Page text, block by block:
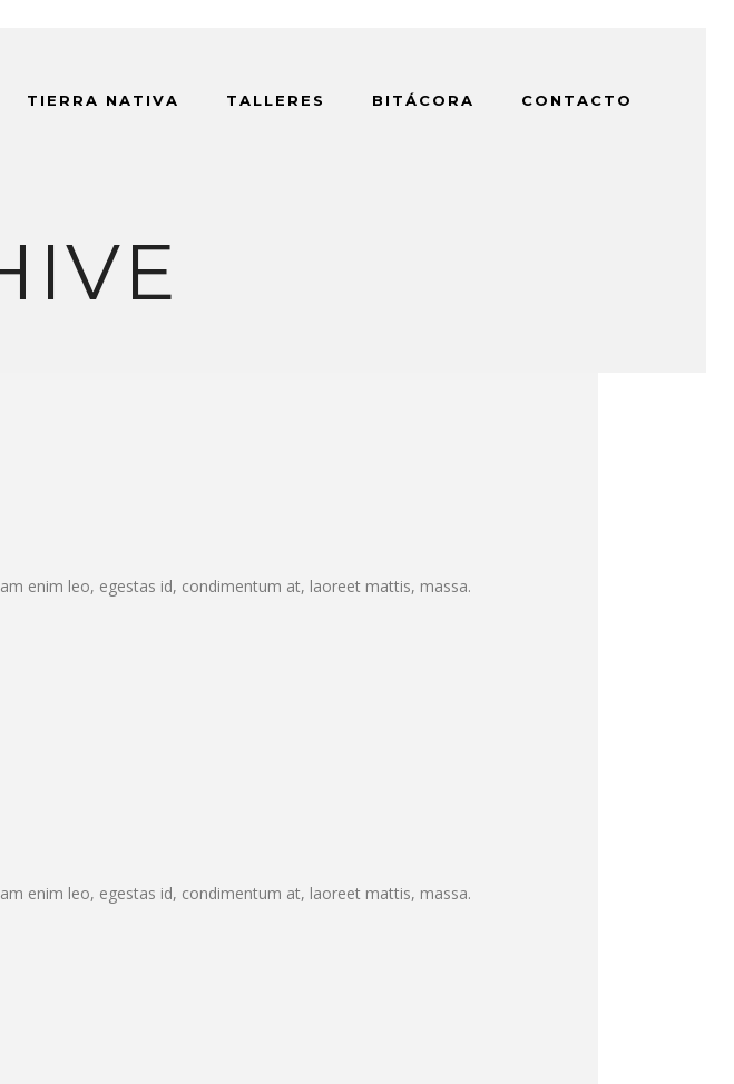
TIERRA NATIVA TALLERES BITÁCORA CONTACTO
enim leo, egestas id, condimentum at, laoreet mattis, massa.
enim leo, egestas id, condimentum at, laoreet mattis, massa.